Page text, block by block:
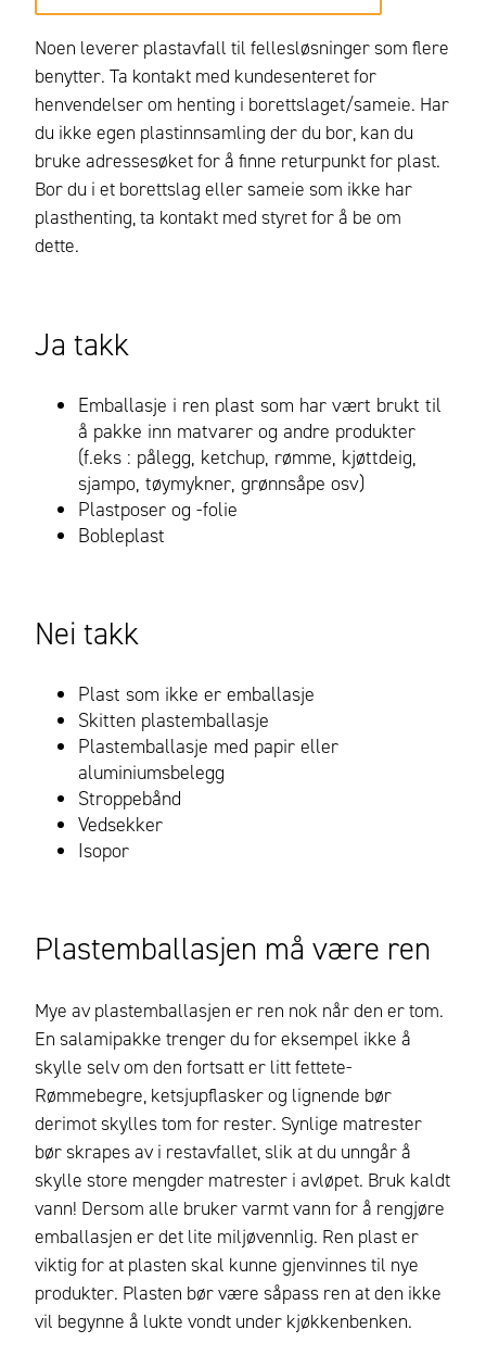
Noen leverer plastavfall til fellesløsninger som flere
benytter. Ta kontakt med kundesenteret for
henvendelser om henting i borettslaget/sameie. Har
du ikke egen plastinnsamling der du bor, kan du
bruke adressesøket for å finne returpunkt for plast.
Bor du i et borettslag eller sameie som ikke har
plasthenting, ta kontakt med styret for å be om
dette.
Ja takk
Emballasje i ren plast som har vært brukt til
å pakke inn matvarer og andre produkter
(f.eks : pålegg, ketchup, rømme, kjøttdeig,
sjampo, tøymykner, grønnsåpe osv)
Plastposer og -folie
Bobleplast
Nei takk
Plast som ikke er emballasje
Skitten plastemballasje
Plastemballasje med papir eller
aluminiumsbelegg
Stroppebånd
Vedsekker
Isopor
Plastemballasjen må være ren
Mye av plastemballasjen er ren nok når den er tom.
En salamipakke trenger du for eksempel ikke å
skylle selv om den fortsatt er litt fettete-
Rømmebegre, ketsjupflasker og lignende bør
derimot skylles tom for rester. Synlige matrester
bør skrapes av i restavfallet, slik at du unngår å
skylle store mengder matrester i avløpet. Bruk kaldt
vann! Dersom alle bruker varmt vann for å rengjøre
emballasjen er det lite miljøvennlig. Ren plast er
viktig for at plasten skal kunne gjenvinnes til nye
produkter. Plasten bør være såpass ren at den ikke
vil begynne å lukte vondt under kjøkkenbenken.